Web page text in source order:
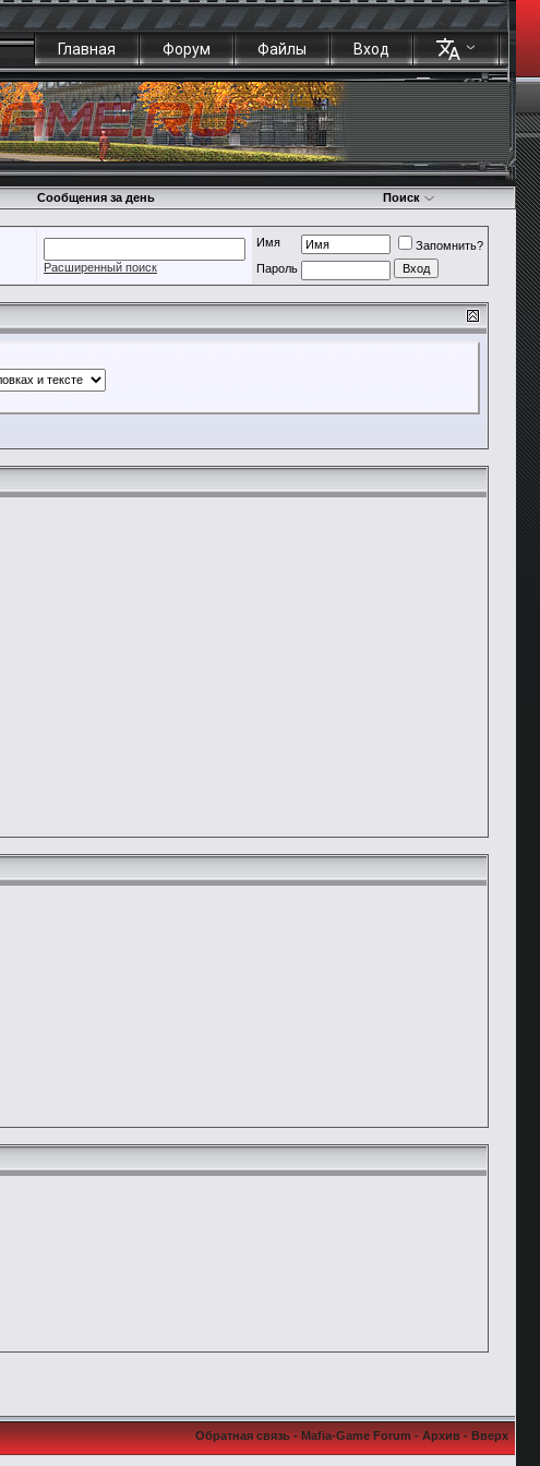
Главная Форум Файлы Вход
Сообщения за день Поиск
Расширенный поиск
Имя
Запомнить?
Пароль
Обратная связь-Mafia-Game Forum-Архив-Вверх